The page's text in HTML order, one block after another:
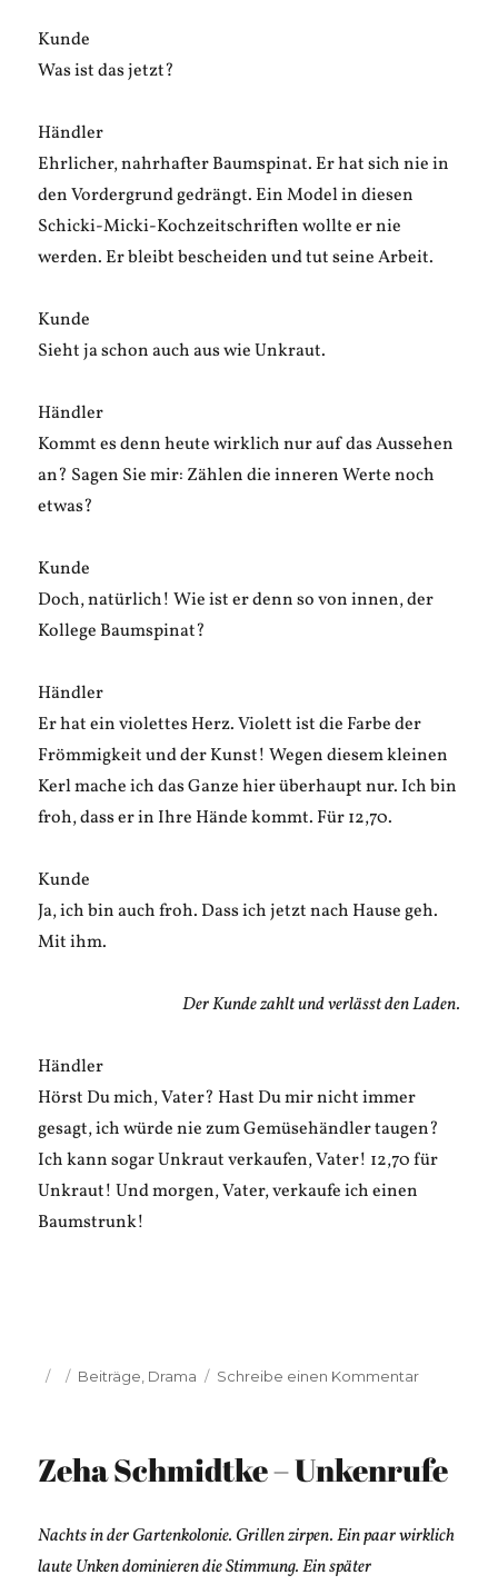
Kunde
Was ist das jetzt?
Händler
Ehrlicher, nahrhafter Baumspinat. Er hat sich nie in
den Vordergrund gedrängt. Ein Model in diesen
Schicki-Micki-Kochzeitschriften wollte er nie
werden. Er bleibt bescheiden und tut seine Arbeit.
Kunde
Sieht ja schon auch aus wie Unkraut.
Händler
Kommt es denn heute wirklich nur auf das Aussehen
an? Sagen Sie mir: Zählen die inneren Werte noch
etwas?
Kunde
Doch, natürlich! Wie ist er denn so von innen, der
Kollege Baumspinat?
Händler
Er hat ein violettes Herz. Violett ist die Farbe der
Frömmigkeit und der Kunst! Wegen diesem kleinen
Kerl mache ich das Ganze hier überhaupt nur. Ich bin
froh, dass er in Ihre Hände kommt. Für 12,70.
Kunde
Ja, ich bin auch froh. Dass ich jetzt nach Hause geh.
Mit ihm.
Der Kunde zahlt und verlässt den Laden.
Händler
Hörst Du mich, Vater? Hast Du mir nicht immer
gesagt, ich würde nie zum Gemüsehändler taugen?
Ich kann sogar Unkraut verkaufen, Vater! 12,70 für
Unkraut! Und morgen, Vater, verkaufe ich einen
Baumstrunk!
Veröffentlicht
Kategorien
Beiträge Drama Schreibe einen Kommentarzu
Zeha Schmidtke – Unkenrufe
Nachts in der Gartenkolonie. Grillen zirpen. Ein paar wirklich
laute Unken dominieren die Stimmung. Ein später